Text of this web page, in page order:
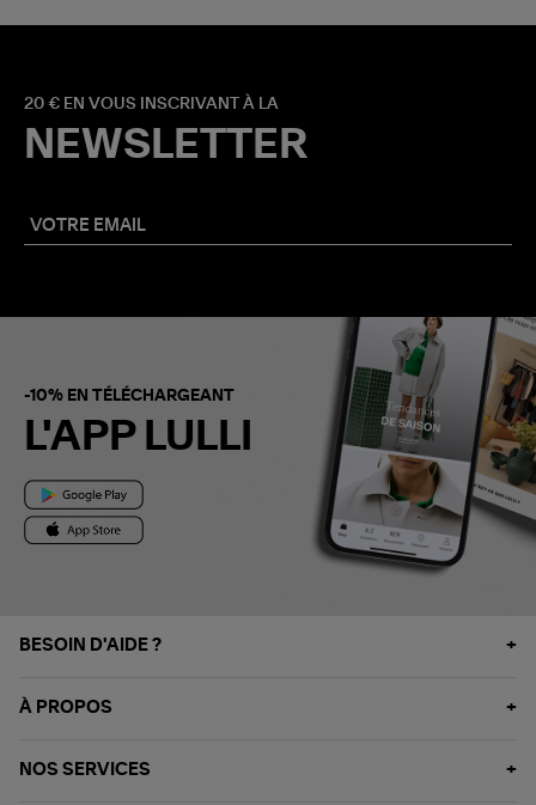
20 € EN VOUS INSCRIVANT À LA
NEWSLETTER
-10% EN TÉLÉCHARGEANT
L'APP LULLI
BESOIN D'AIDE ?
À PROPOS
NOS SERVICES